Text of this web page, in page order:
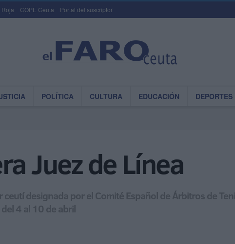
Roja COPE Ceuta Portal del suscriptor
POLÍTICA CULTURA EDUCACIÓN DEPORTES
Juez de Línea
designada por el Comité Español de Árbitros de
4 al 10 de abril